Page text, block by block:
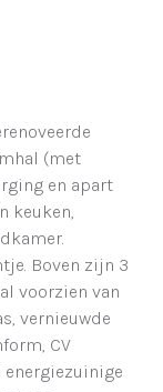
(met
en apart
keuken,
Boven zijn 3
voorzien van
vernieuwde
CV
energiezuinige